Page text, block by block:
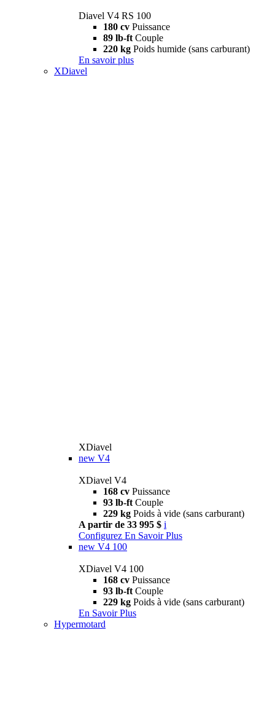
Diavel V4 RS 100
180 cv Puissance
89 lb-ft Couple
220 kg Poids humide (sans carburant)
En savoir plus
XDiavel
XDiavel
new V4
XDiavel V4
168 cv Puissance
93 lb-ft Couple
229 kg Poids à vide (sans carburant)
A partir de 33 995 $ i
Configurez En Savoir Plus
new V4 100
XDiavel V4 100
168 cv Puissance
93 lb-ft Couple
229 kg Poids à vide (sans carburant)
En Savoir Plus
Hypermotard